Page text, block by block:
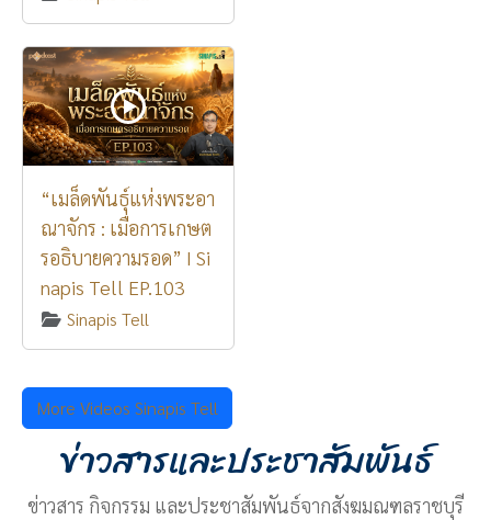
“เมล็ดพันธุ์แห่งพระอา
ณาจักร : เมื่อการเกษต
รอธิบายความรอด” I Si
napis Tell EP.103
Sinapis Tell
More Videos Sinapis Tell
ข่าวสารและประชาสัมพันธ์
ข่าวสาร กิจกรรม และประชาสัมพันธ์จากสังฆมณฑลราชบุรี